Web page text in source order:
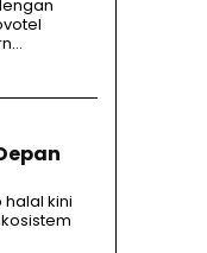
kini